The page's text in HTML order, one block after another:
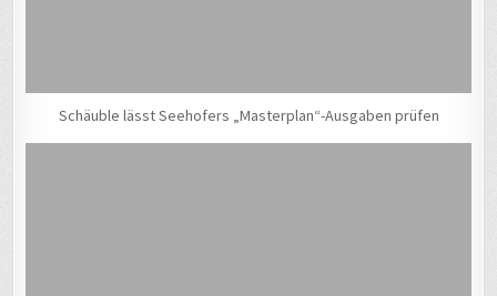
Schäuble lässt Seehofers „Masterplan“-Ausgaben prüfen